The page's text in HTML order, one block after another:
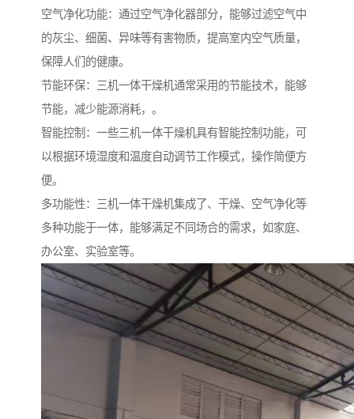
空气净化功能：通过空气净化器部分，能够过滤空气中
的灰尘、细菌、异味等有害物质，提高室内空气质量，
保障人们的健康。
节能环保：三机一体干燥机通常采用的节能技术，能够
节能，减少能源消耗，。
智能控制：一些三机一体干燥机具有智能控制功能，可
以根据环境湿度和温度自动调节工作模式，操作简便方
便。
多功能性：三机一体干燥机集成了、干燥、空气净化等
多种功能于一体，能够满足不同场合的需求，如家庭、
办公室、实验室等。